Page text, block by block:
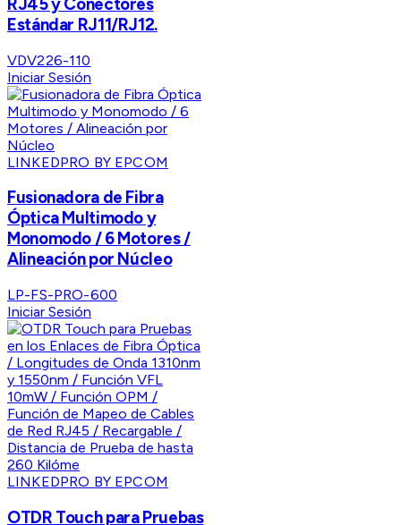
Estándar RJ11/RJ12.
VDV226-110
Iniciar Sesión
LINKEDPRO BY EPCOM
Fusionadora de Fibra
Óptica Multimodo y
Monomodo / 6 Motores /
Alineación por Núcleo
LP-FS-PRO-600
Iniciar Sesión
LINKEDPRO BY EPCOM
OTDR Touch para Pruebas